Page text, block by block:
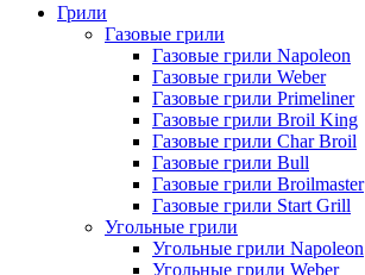
Грили
Газовые грили
Газовые грили Napoleon
Газовые грили Weber
Газовые грили Primeliner
Газовые грили Broil King
Газовые грили Char Broil
Газовые грили Bull
Газовые грили Broilmaster
Газовые грили Start Grill
Угольные грили
Угольные грили Napoleon
Угольные грили Weber